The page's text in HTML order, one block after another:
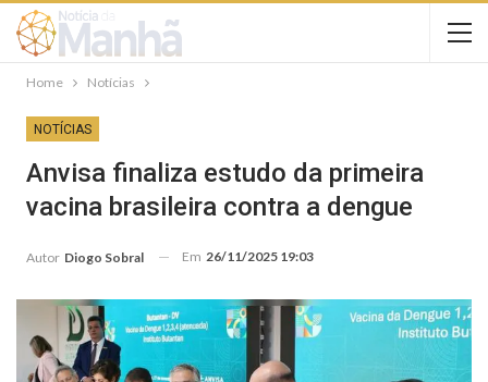
Home Notícias
NOTÍCIAS
Anvisa finaliza estudo da primeira
vacina brasileira contra a dengue
Autor Diogo Sobral Em 26/11/2025 19:03